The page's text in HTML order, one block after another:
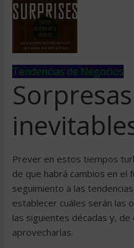
Tendencias de Negocios
Sorpresas
Prever en estos tiempos
de que habrá cambios en el
seguimiento a las
establecer cuáles serán las
las siguientes décadas y,
aprovecharlas.